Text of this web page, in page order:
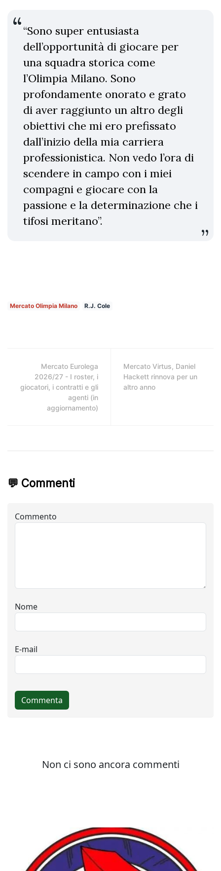
“Sono super entusiasta
dell’opportunità di giocare per
una squadra storica come
l’Olimpia Milano. Sono
profondamente onorato e grato
di aver raggiunto un altro degli
obiettivi che mi ero prefissato
dall’inizio della mia carriera
professionistica. Non vedo l’ora di
scendere in campo con i miei
compagni e giocare con la
passione e la determinazione che i
tifosi meritano”.
Mercato Olimpia Milano R.J. Cole
Mercato Eurolega
2026/27 - I roster, i
giocatori, i contratti e gli
agenti (in
aggiornamento)
Mercato Virtus, Daniel
Hackett rinnova per un
altro anno
💬 Commenti